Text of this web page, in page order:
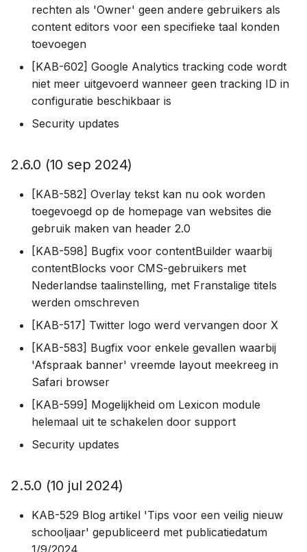
rechten als 'Owner' geen andere gebruikers als
content editors voor een specifieke taal konden
toevoegen
[KAB-602] Google Analytics tracking code wordt
niet meer uitgevoerd wanneer geen tracking ID in
configuratie beschikbaar is
Security updates
2.6.0 (10 sep 2024)
[KAB-582] Overlay tekst kan nu ook worden
toegevoegd op de homepage van websites die
gebruik maken van header 2.0
[KAB-598] Bugfix voor contentBuilder waarbij
contentBlocks voor CMS-gebruikers met
Nederlandse taalinstelling, met Franstalige titels
werden omschreven
[KAB-517] Twitter logo werd vervangen door X
[KAB-583] Bugfix voor enkele gevallen waarbij
'Afspraak banner' vreemde layout meekreeg in
Safari browser
[KAB-599] Mogelijkheid om Lexicon module
helemaal uit te schakelen door support
Security updates
2.5.0 (10 jul 2024)
KAB-529 Blog artikel 'Tips voor een veilig nieuw
schooljaar' gepubliceerd met publicatiedatum
1/9/2024